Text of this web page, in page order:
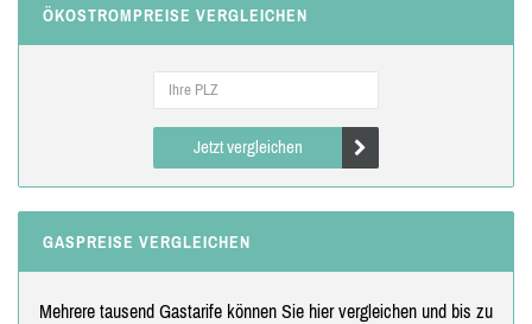
ÖKOSTROMPREISE VERGLEICHEN
Jetzt vergleichen
GASPREISE VERGLEICHEN
Mehrere tausend Gastarife können Sie hier vergleichen und bis zu